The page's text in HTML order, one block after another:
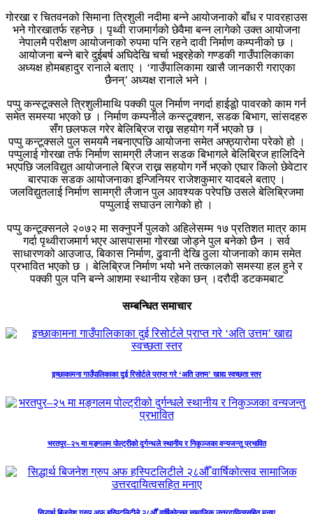
गोरखा र चितवनको सिमाना त्रिशुली नदीमा बन्ने आयोजनाको बाँध र पावरहाउस
भने गोरखातर्फ रहनेछ । पृथ्वी राजमार्गको छेवैमा बन्न लागेको उक्त आयोजना
नेपालमै परीक्षण आयोजनाको रुपमा पनि रहने दावी निर्माण कम्पनीको छ ।
आयोजना बन्ने बारे दुईबर्ष अघिदेखि चर्चा भइरहेको गण्डकी गाउँपालिकाका
अध्यक्ष होमबहादुर रानाले बताए । ‘गाउँपालिकामा खासै जानकारी गराएका
छैनन्’ अध्यक्ष रानाले भने ।
पप्पु कन्स्टूक्सले त्रिशुलीमाथि पक्की पुल निर्माण नगर्दा हाईडूो पावरको काम गर्न
समेत समस्या भएको छ । निर्माण कम्पनीले कन्स्टूक्शन, सडक बिभाग, सांसदहरु
सँग छलफल गरेर बेलिब्रिज राख्न सहयोग गर्ने भएको छ ।
पप्पु कन्टूक्सले पुल समयमै नबनाएपछि आयोजना समेत अफ्ठ्यारोमा परेको हो ।
पप्पुलाई गोरखा तर्फ निर्माण सामग्री लैजान सडक बिभागले बेलिब्रिज हालिदिने
भएपछि जलविद्युत आयोजनाले ब्रिज राख्न सहयोग गर्ने भएको एघार किलो छेवेटार
बारपाक सडक आयोजनाका इन्जिनियर राजेशकुमार यादबले बताए ।
जलविद्युतलाई निर्माण सामग्री लैजान पुल आवश्यक परेपछि उसले बेलिब्रिजमा
पप्पुलाई सघाउन लागेको हो ।
पप्पु कन्टूक्सनले २०७२ मा सक्नुपर्ने पुलको अहिलेसम्म १७ प्रतिशत मात्र काम
गर्दा पृथ्वीराजमार्ग भएर आसपासमा गोरखा जोड्ने पुल बनेको छैन । सर्व
साधारणको आउजाउ, बिकास निर्माण, ढुवानी देखि ठुला योजनाको काम समेत
प्रभावित भएको छ । बेलिब्रिज निर्माण भयो भने तत्कालको समस्या हल हुने र
पक्की पुल पनि बन्ने आशमा स्थानीय रहेका छन् ।दरौदी डटकमबाट
सम्बन्धित समाचार
इच्छाकामना गाउँपालिकाका दुई रिसोर्टले प्राप्त गरे ‘अति उत्तम’ खाद्य स्वच्छता स्तर
भरतपुर–२५ मा मङ्गलम पोल्ट्रीको दुर्गन्धले स्थानीय र निकुञ्जका वन्यजन्तु प्रभावित